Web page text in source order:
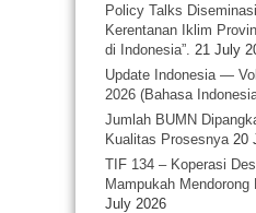
Policy Talks
Kerentanan Iklim
di Indonesia”. 21 July
Update Indonesia —
2026 (Bahasa
Jumlah BUMN
Kualitas Prosesnya 20
TIF 134 – Koperasi
Mampukah
July 2026